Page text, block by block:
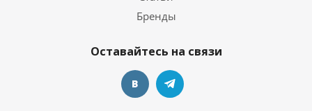
Бренды
Оставайтесь на связи